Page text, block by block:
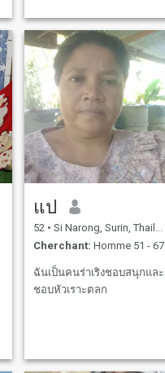
แป
52 • Si Narong, Surin, Thailande
Cherchant: Homme 51 - 67
ฉันเป็นคนร่าเริงชอบสนุกและ
ชอบหัวเราะตลก